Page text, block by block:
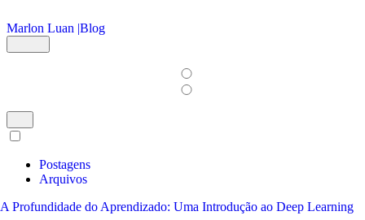
Marlon Luan |Blog
Postagens
Arquivos
A Profundidade do Aprendizado: Uma Introdução ao Deep Learning